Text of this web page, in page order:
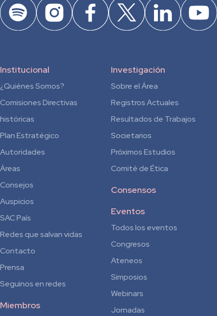
Institucional
¿Quiénes Somos?
Comisiones Directivas
históricas
Plan Estratégico
Autoridades
Áreas
Consejos
Auspicios
SAC País
Redes que salvan vidas
Contacto
Prensa
Seguinos en redes
Miembros
Investigación
Sobre el Área
Registros Actuales
Resultados de Trabajos
Societarios
Próximos Estudios
Comité de Ética
Consensos
Eventos
Todos los eventos
Congresos
Ateneos
Simposios
Webinars
Jornadas